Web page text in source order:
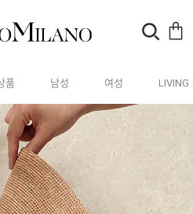
품 남성 여성 LIVING